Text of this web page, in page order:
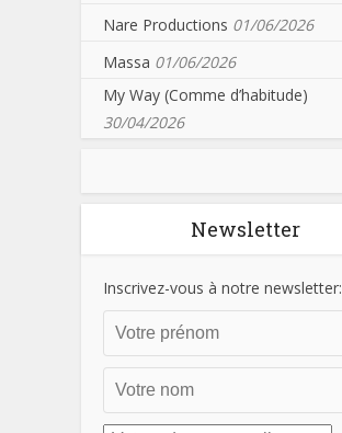
Nare Productions 01/06/2026
Massa 01/06/2026
My Way (Comme d’habitude)
30/04/2026
Newsletter
Inscrivez-vous à notre newsletter: